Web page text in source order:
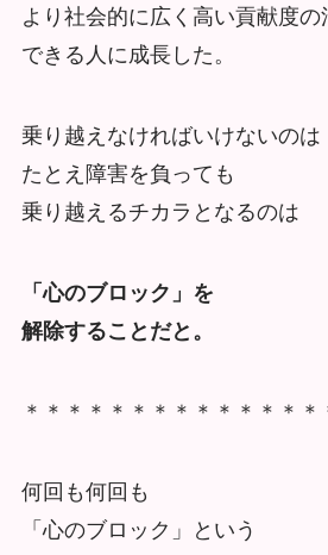
より社会的に広く高い貢献度の
できる人に成長した。
乗り越えなければいけないのは
たとえ障害を負っても
乗り越えるチカラとなるのは
「心のブロック」を
解除することだと。
＊＊＊＊＊＊＊＊＊＊＊＊＊＊
何回も何回も
「心のブロック」という